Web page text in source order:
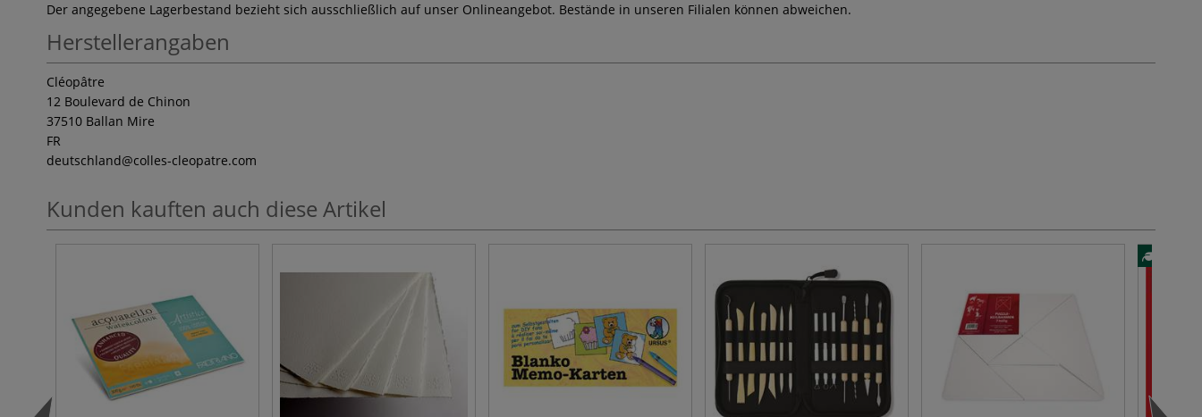
Der angegebene Lagerbestand bezieht sich ausschließlich auf unser Onlineangebot. Bestände in unseren Filialen können abweichen.
Herstellerangaben
Cléopâtre
12 Boulevard de Chinon
37510 Ballan Mire
FR
deutschland@colles-cleopatre.com
Kunden kauften auch diese Artikel